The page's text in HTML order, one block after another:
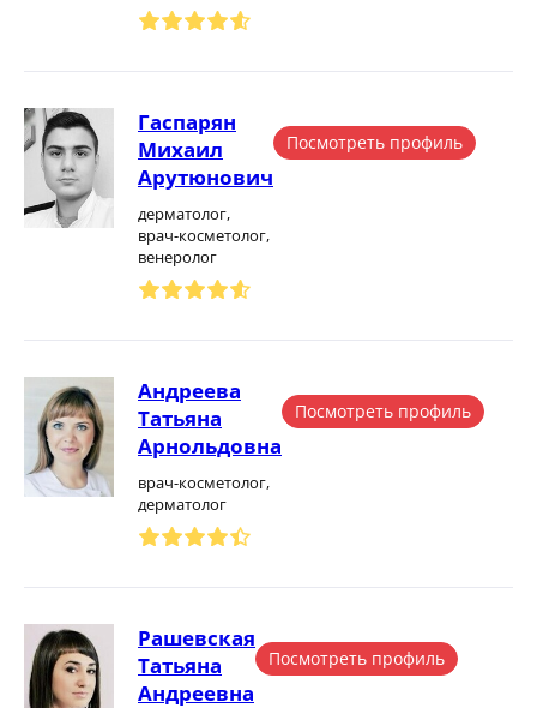
Гаспарян
Михаил
Арутюнович
дерматолог,
врач-косметолог,
венеролог
Посмотреть профиль
Андреева
Татьяна
Арнольдовна
врач-косметолог,
дерматолог
Посмотреть профиль
Рашевская
Татьяна
Андреевна
Посмотреть профиль